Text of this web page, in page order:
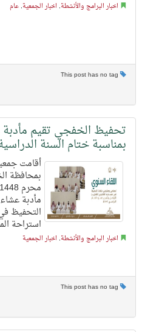
اخبار البرامج والأنشطة, اخبار الجمعية, عام
تحفيظ الخفجي تقيم مأدبة
بمناسبة ختام السنة
أقامت
مأدبة
التحفيظ
استراحة
اخبار البرامج والأنشطة, اخبار الجمعية